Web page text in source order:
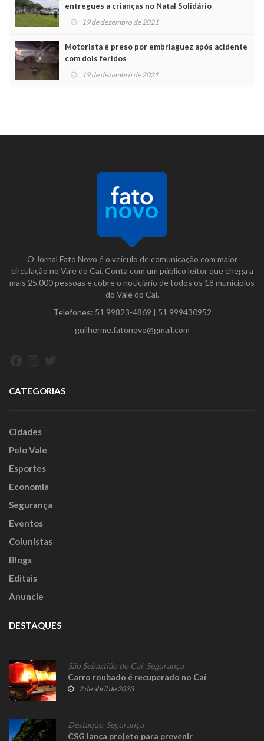
entregues a crianças no Natal Solidário
19 de dezembro de 2021
Motorista é preso por embriaguez após acidente
com dois feridos
19 de dezembro de 2021
O Jornal Fato Novo é o veículo de comunicação com maior
circulação no Vale do Caí. Conta com um público leitor que chega a
mais 25.000 pessoas e cobre o noticiário de todos os 18 municípios
do Vale do Caí.
Telefones: 51 99823-4869 | 51 999430952
guilherme.fatonovo@gmail.com
CATEGORIAS
Cidades
Pelo Vale
Esportes
Economia
Segurança
Eventos
Colunistas
Blogs
Editais
Anuncie
DESTAQUES
São Sebastião do Caí, Segurança
Carro roubado é recuperado no Caí
2 de abril de 2023
Destaque, Segurança
CSG lança projeto para prevenir